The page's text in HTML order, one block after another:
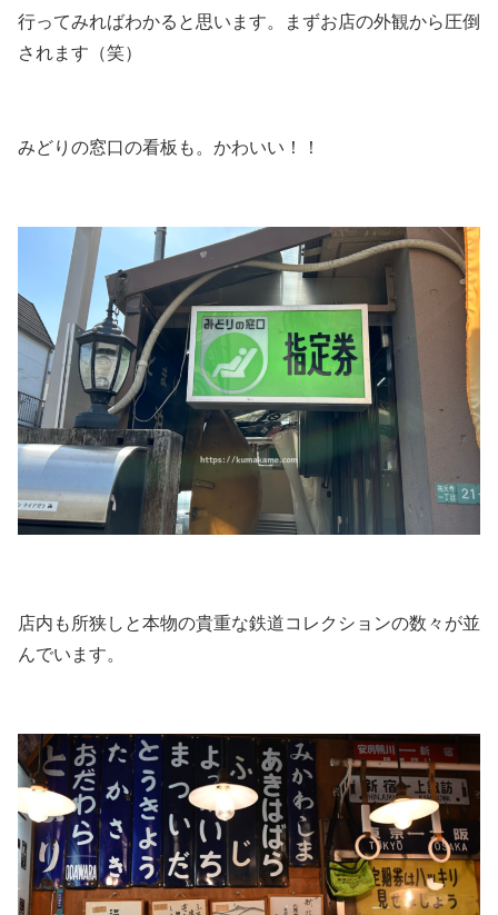
行ってみればわかると思います。まずお店の外観から圧倒
されます（笑）
みどりの窓口の看板も。かわいい！！
店内も所狭しと本物の貴重な鉄道コレクションの数々が並
んでいます。